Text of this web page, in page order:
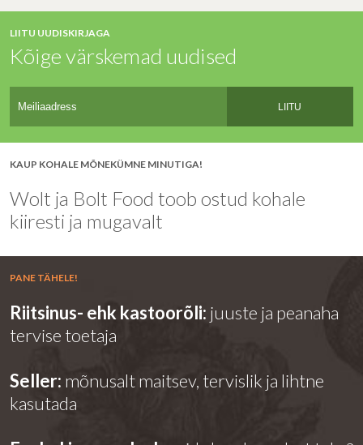
LIITU UUDISKIRJAGA
Kõige värskemad uudised
LIITU
KAUP KOHALE MÕNEKÜMNE MINUTIGA!
Wolt ja Bolt Food toob ostud kohale
kiiresti ja mugavalt
PANE TÄHELE!
Riitsinus- ehk kastoorõli: juuste ja peanaha
tervise toetaja
Seller: mõnusalt maitsev, tervislik ja lihtne
kasutada